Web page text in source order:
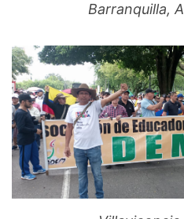
Barranquilla,